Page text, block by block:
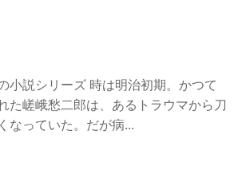
小説シリーズ 時は明治初期。かつて
た嵯峨愁二郎は、あるトラウマから刀
なっていた。だが病...